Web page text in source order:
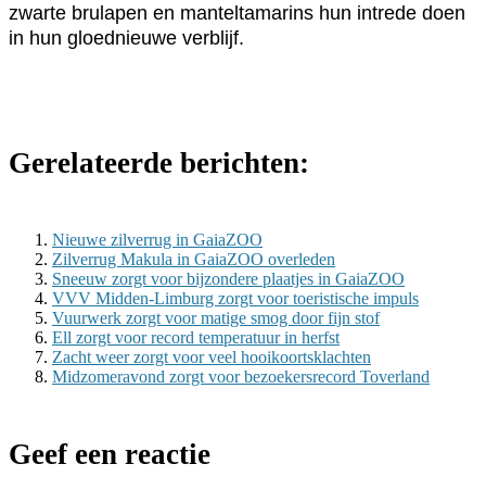
zwarte brulapen en manteltamarins hun intrede doen
in hun gloednieuwe verblijf.
Gerelateerde berichten:
Nieuwe zilverrug in GaiaZOO
Zilverrug Makula in GaiaZOO overleden
Sneeuw zorgt voor bijzondere plaatjes in GaiaZOO
VVV Midden-Limburg zorgt voor toeristische impuls
Vuurwerk zorgt voor matige smog door fijn stof
Ell zorgt voor record temperatuur in herfst
Zacht weer zorgt voor veel hooikoortsklachten
Midzomeravond zorgt voor bezoekersrecord Toverland
Geef een reactie